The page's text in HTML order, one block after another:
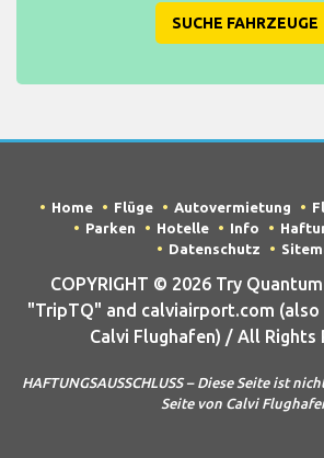
SUCHE FAHRZEUGE
Home Flüge Autovermietung
Parken
Hotelle Info
Datenschutz
COPYRIGHT © 2026 Try
"TripTQ" and calviairport.com (also
Calvi Flughafen) / All Rights
HAFTUNGSAUSSCHLUSS – Diese Seite ist
Seite von Calvi